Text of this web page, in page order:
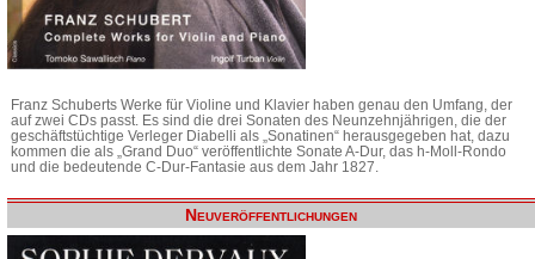
Franz Schuberts Werke für Violine und Klavier haben genau den Umfang, der
auf zwei CDs passt. Es sind die drei Sonaten des Neunzehnjährigen, die der
geschäftstüchtige Verleger Diabelli als „Sonatinen“ herausgegeben hat, dazu
kommen die als „Grand Duo“ veröffentlichte Sonate A-Dur, das h-Moll-Rondo
und die bedeutende C-Dur-Fantasie aus dem Jahr 1827.
Neuveröffentlichungen